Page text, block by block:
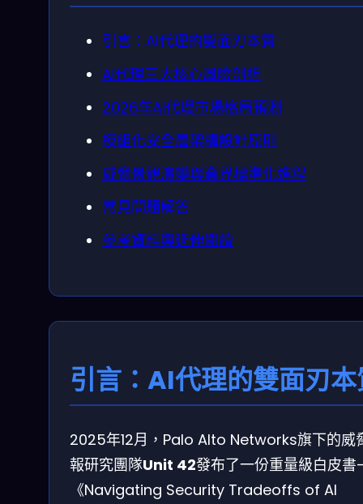
引言：AI代理的雙面刃本質
AI代理三大核心風險剖析
2026年AI代理市場格局預測
模組化安全層架構設計原則
威脅景觀演變與業界標準化進程
常見問題解答
參考資料與延伸閱讀
引言：AI代理的雙面刃
2025年12月，Palo Alto Networks旗下的威
報研究團隊Unit 42發布了一份重量級白皮
《Navigating Security Tradeoffs of AI